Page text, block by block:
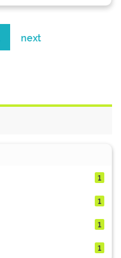
next
1
1
1
1